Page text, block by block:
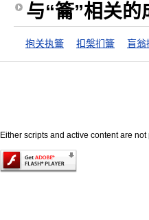
与“籥”相关的
抱关执籥 扣槃扪籥 盲翁
Either scripts and active content are